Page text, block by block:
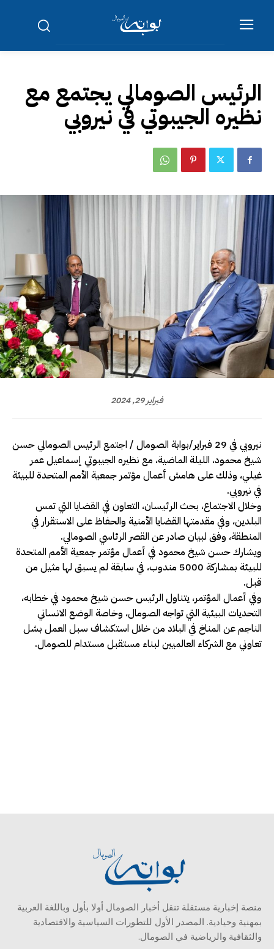
الرئيس الصومالي يجتمع مع
نظيره الجيبوتي في نيروبي
فبراير 29, 2024
نيروبي في 29 فبراير/بوابة الصومال / اجتمع الرئيس الصومالي حسن
شيخ محمود، الليلة الماضية، مع نظيره الجيبوتي إسماعيل عمر
غيلي، وذلك على هامش أعمال مؤتمر جمعية الأمم المتحدة للبيئة
في نيروبي.
وخلال الاجتماع، بحث الرئيسان، التعاون في القضايا التي تمس
البلدين، وفي مقدمتها القضايا الأمنية والحفاظ على الاستقرار في
المنطقة، وفق لبيان صادر عن القصر الرئاسي الصومالي.
ويشارك حسن شيخ محمود في أعمال مؤتمر جمعية الأمم المتحدة
للبيئة بمشاركة 5000 مندوب، في سابقة لم يسبق لها مثيل من
قبل.
وفي أعمال المؤتمر، يتناول الرئيس حسن شيخ محمود في خطابه،
التحديات البيئية التي تواجه الصومال، وخاصة الوضع الانساني
الناجم عن المناخ في البلاد من خلال استكشاف سبل العمل بشل
تعاوني مع الشركاء العالميين لبناء مستقبل مستدام للصومال.
منصة إخبارية مستقلة تنقل أخبار الصومال أولا بأول وباللغة العربية
بمهنية وحيادية. المصدر الأول للتطورات السياسية والاقتصادية
والثقافية والرياضية في الصومال.